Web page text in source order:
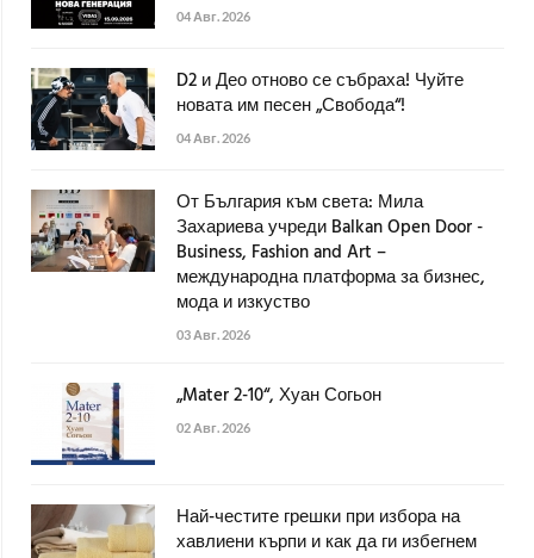
04 Авг. 2026
D2 и Део отново се събраха! Чуйте
новата им песен „Свобода“!
04 Авг. 2026
От България към света: Мила
Захариева учреди Balkan Open Door -
Business, Fashion and Art –
международна платформа за бизнес,
мода и изкуство
03 Авг. 2026
„Mater 2-10“, Хуан Согьон
02 Авг. 2026
Най-честите грешки при избора на
хавлиени кърпи и как да ги избегнем